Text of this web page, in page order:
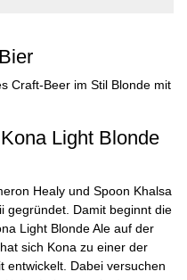
Craft-Beer im Stil Blonde mit
Light Blonde
Healy und Spoon Khalsa
gegründet. Damit beginnt die
Light Blonde Ale auf der
sich Kona zu einer der
entwickelt. Dabei versuchen